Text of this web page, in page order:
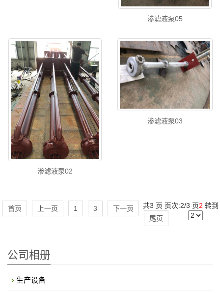
渗滤液泵05
渗滤液泵02
渗滤液泵03
共3 页 页次:2/3 页
首页 上一页 1 2
3
下一页
尾页
转到
公司相册
生产设备